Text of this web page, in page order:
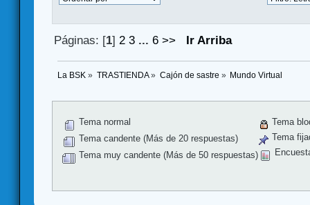
Páginas: [1] 2 3 ...6 >> Ir Arriba
La BSK » TRASTIENDA» Cajón de sastre » Mundo Virtual
Tema normal
Tema candente (Más de 20 respuestas)
Tema muy candente (Más de 50 respuestas)
Tema
Tema